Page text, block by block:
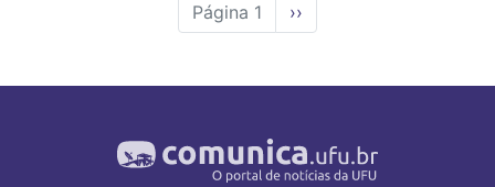
Página 1
Próxima
página
››